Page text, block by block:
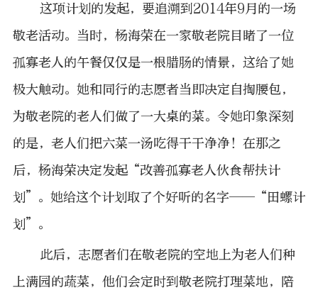
这项计划的发起，要追溯到2014年9月的一场
敬老活动。当时，杨海荣在一家敬老院目睹了一位
孤寡老人的午餐仅仅是一根腊肠的情景，这给了她
极大触动。她和同行的志愿者当即决定自掏腰包，
为敬老院的老人们做了一大桌的菜。令她印象深刻
的是，老人们把六菜一汤吃得干干净净！在那之
后，杨海荣决定发起“改善孤寡老人伙食帮扶计
划”。她给这个计划取了个好听的名字——“田螺计
划”。
此后，志愿者们在敬老院的空地上为老人们种
上满园的蔬菜，他们会定时到敬老院打理菜地，陪